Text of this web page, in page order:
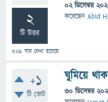
2
টি উত্তর
529 বার দেখা হয়েছে
02 ডিসেম্বর
করেছেনAbid
+1
টি ভোট
ঘুমিয়ে
30 ডিসেম্বর